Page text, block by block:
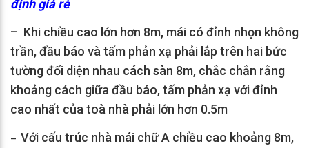
định giá rẻ
– Khi chiều cao lớn hơn 8m, mái có đỉnh nhọn không
trần, đầu báo và tấm phản xạ phải lắp trên hai bức
tường đối diện nhau cách sàn 8m, chắc chắn rằng
khoảng cách giữa đầu báo, tấm phản xạ với đỉnh
cao nhất của toà nhà phải lớn hơn 0.5m
– Với cấu trúc nhà mái chữ A chiều cao khoảng 8m,